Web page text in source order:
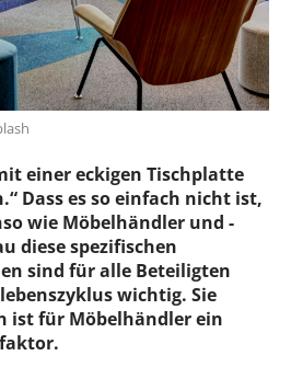
einer eckigen Tischplatte
Dass es so einfach nicht ist,
wie Möbelhändler und -
diese spezifischen
sind für alle Beteiligten
wichtig. Sie
ist für Möbelhändler ein